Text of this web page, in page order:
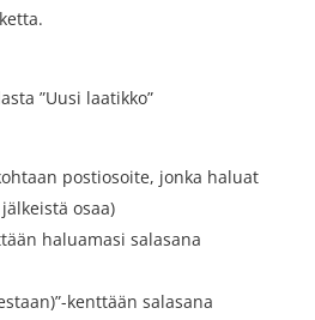
”Uusi laatikko”
postiosoite, jonka haluat
osaa)
haluamasi salasana
kenttään salasana